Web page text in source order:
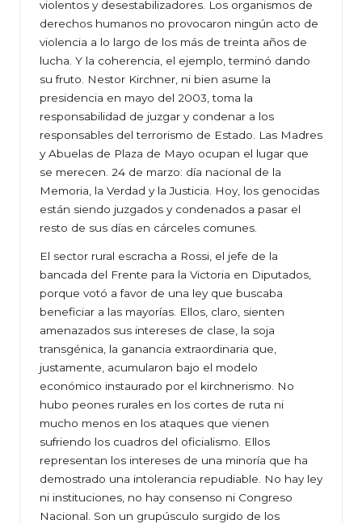
violentos y desestabilizadores. Los organismos de
derechos humanos no provocaron ningún acto de
violencia a lo largo de los más de treinta años de
lucha. Y la coherencia, el ejemplo, terminó dando
su fruto. Nestor Kirchner, ni bien asume la
presidencia en mayo del 2003, toma la
responsabilidad de juzgar y condenar a los
responsables del terrorismo de Estado. Las Madres
y Abuelas de Plaza de Mayo ocupan el lugar que
se merecen. 24 de marzo: día nacional de la
Memoria, la Verdad y la Justicia. Hoy, los genocidas
están siendo juzgados y condenados a pasar el
resto de sus días en cárceles comunes.
El sector rural escracha a Rossi, el jefe de la
bancada del Frente para la Victoria en Diputados,
porque votó a favor de una ley que buscaba
beneficiar a las mayorías. Ellos, claro, sienten
amenazados sus intereses de clase, la soja
transgénica, la ganancia extraordinaria que,
justamente, acumularon bajo el modelo
económico instaurado por el kirchnerismo. No
hubo peones rurales en los cortes de ruta ni
mucho menos en los ataques que vienen
sufriendo los cuadros del oficialismo. Ellos
representan los intereses de una minoría que ha
demostrado una intolerancia repudiable. No hay ley
ni instituciones, no hay consenso ni Congreso
Nacional. Son un grupúsculo surgido de los